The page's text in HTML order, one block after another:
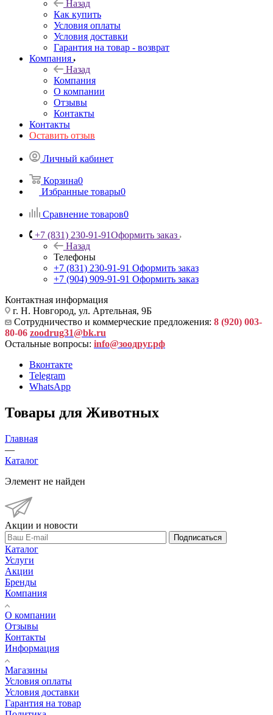
Назад
Как купить
Условия оплаты
Условия доставки
Гарантия на товар - возврат
Компания
Назад
Компания
О компании
Отзывы
Контакты
Контакты
Оставить отзыв
Личный кабинет
Корзина0
Избранные товары0
Сравнение товаров0
+7 (831) 230-91-91Оформить заказ
Назад
Телефоны
+7 (831) 230-91-91 Оформить заказ
+7 (904) 909-91-91 Оформить заказ
Контактная информация
г. Н. Новгород, ул. Артельная, 9Б
Сотрудничество и коммерческие предложения: 8 (920) 003-
80-06 zoodrug31@bk.ru
Остальные вопросы: info@зоодруг.рф
Вконтакте
Telegram
WhatsApp
Товары для Животных
Главная
—
Каталог
Элемент не найден
Акции и новости
Подписаться
Каталог
Услуги
Акции
Бренды
Компания
О компании
Отзывы
Контакты
Информация
Магазины
Условия оплаты
Условия доставки
Гарантия на товар